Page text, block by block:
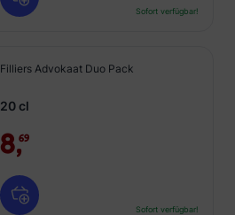
Sofort verfügbar!
Filliers Advokaat Duo Pack
20 cl
8,69
Sofort verfügbar!